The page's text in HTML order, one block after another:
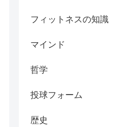
フィットネスの知識
マインド
哲学
投球フォーム
歴史